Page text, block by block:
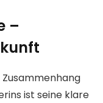
–
ist seine klare